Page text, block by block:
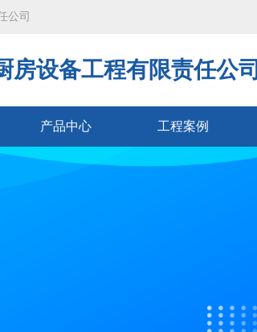
公司
房设备工程有限责任公司
产品中心 工程案例